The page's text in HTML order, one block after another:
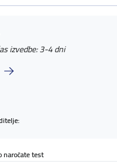
izvedbe: 3-4 dni
naročate test